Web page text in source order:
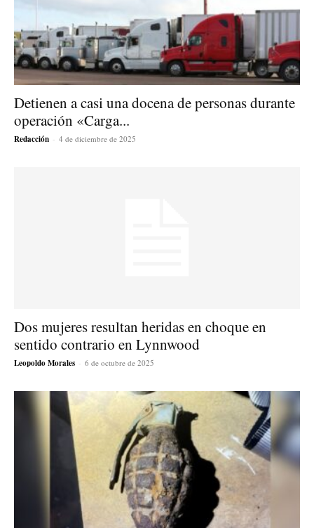
Detienen a casi una docena de personas durante
operación «Carga...
Redacción - 4 de diciembre de 2025
Dos mujeres resultan heridas en choque en
sentido contrario en Lynnwood
Leopoldo Morales - 6 de octubre de 2025